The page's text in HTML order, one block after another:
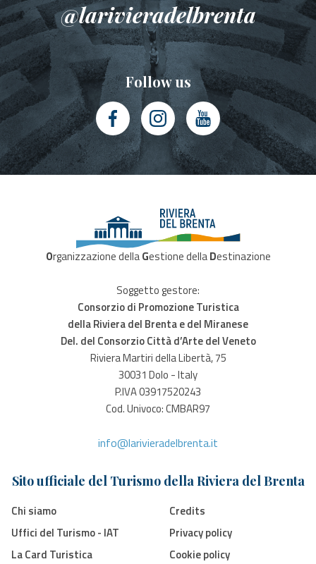
@larivieradelbrenta
Follow us
Organizzazione dellaGestione dellaDestinazione
Soggetto gestore:
Consorzio di Promozione Turistica
della Riviera del Brenta e del Miranese
Del. del Consorzio Città d’Arte del Veneto
Riviera Martiri della Libertà, 75
30031 Dolo - Italy
P.IVA 03917520243
Cod. Univoco: CMBAR97
info@larivieradelbrenta.it
Sito ufficiale del Turismo della Riviera del Brenta
Chi siamo
Uffici del Turismo - IAT
La Card Turistica
Credits
Privacy policy
Cookie policy